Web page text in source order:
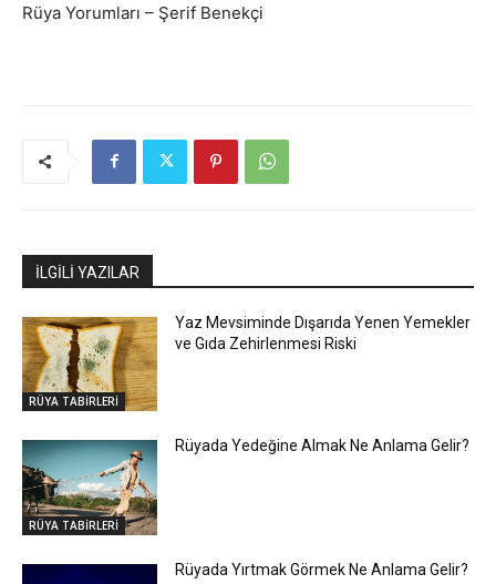
Rüya Yorumları – Şerif Benekçi
İLGİLİ YAZILAR
RÜYA TABİRLERİ
Yaz Mevsiminde Dışarıda Yenen Yemekler
ve Gıda Zehirlenmesi Riski
RÜYA TABİRLERİ
Rüyada Yedeğine Almak Ne Anlama Gelir?
Rüyada Yırtmak Görmek Ne Anlama Gelir?